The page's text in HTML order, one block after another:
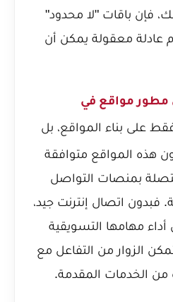
فإن باقات "لا محدود"
معقولة يمكن أن
مواقع في
على بناء المواقع، بل
هذه المواقع متوافقة
بمنصات التواصل
فبدون اتصال إنترنت جيد،
مهامها التسويقية
الزوار من التفاعل مع
من الخدمات المقدمة.